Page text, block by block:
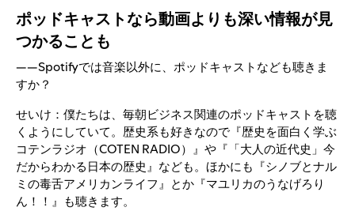
ポッドキャストなら動画よりも深い情報が見
つかることも
――Spotifyでは音楽以外に、ポッドキャストなども聴きま
すか？
せいけ：僕たちは、毎朝ビジネス関連のポッドキャストを聴
くようにしていて。歴史系も好きなので『歴史を面白く学ぶ
コテンラジオ（COTEN RADIO）』や『「大人の近代史」今
だからわかる日本の歴史』なども。ほかにも『シノブとナル
ミの毒舌アメリカンライフ』とか『マユリカのうなげろり
ん！！』も聴きます。